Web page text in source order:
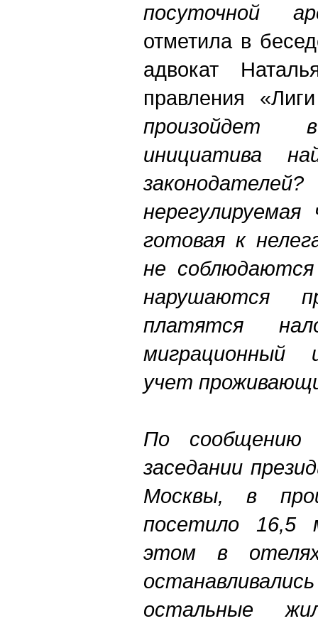
посуточной
отметила в
адвокат
правления
инициатива
готовая к
не
нарушаются
платятся
миграционный
учет
По
заседании
Москвы, в
посетило 16,5
этом в
остальные